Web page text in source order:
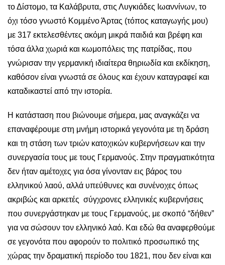
το Δίστομο, τα Καλάβρυτα, στις Λυγκιάδες Ιωαννίνων, το
όχι τόσο γνωστό Κομμένο Άρτας (τόπος καταγωγής μου)
με 317 εκτελεσθέντες ακόμη μικρά παιδιά και βρέφη και
τόσα άλλα χωριά και κωμοπόλεις της πατρίδας, που
γνώρισαν την γερμανική ιδιαίτερα θηριωδία και εκδίκηση,
καθόσον είναι γνωστά σε όλους και έχουν καταγραφεί και
καταδικαστεί από την ιστορία.
Η κατάσταση που βιώνουμε σήμερα, μας αναγκάζει να
επαναφέρουμε στη μνήμη ιστορικά γεγονότα με τη δράση
και τη στάση των τριών κατοχικών κυβερνήσεων και την
συνεργασία τους με τους Γερμανούς. Στην πραγματικότητα
δεν ήταν αμέτοχες για όσα γίνονταν εις βάρος του
ελληνικού λαού, αλλά υπεύθυνες και συνένοχες όπως
ακριβώς και αρκετές σύγχρονες ελληνικές κυβερνήσεις
που συνεργάστηκαν με τους Γερμανούς, με σκοπό “δήθεν”
για να σώσουν τον ελληνικό λαό. Και εδώ θα αναφερθούμε
σε γεγονότα που αφορούν το πολιτικό προσωπικό της
χώρας την δραματική περίοδο του 1821, που δεν είναι και